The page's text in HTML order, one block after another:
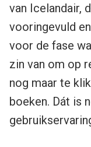
van Icelandair,
vooringevuld
voor de fase
zin van om op
nog maar te
boeken. Dát is